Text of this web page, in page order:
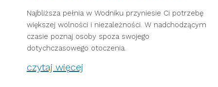
Najbliższa pełnia w Wodniku przyniesie Ci potrzebę
większej wolności i niezależności. W nadchodzącym
czasie poznaj osoby spoza swojego
dotychczasowego otoczenia.
czytaj więcej